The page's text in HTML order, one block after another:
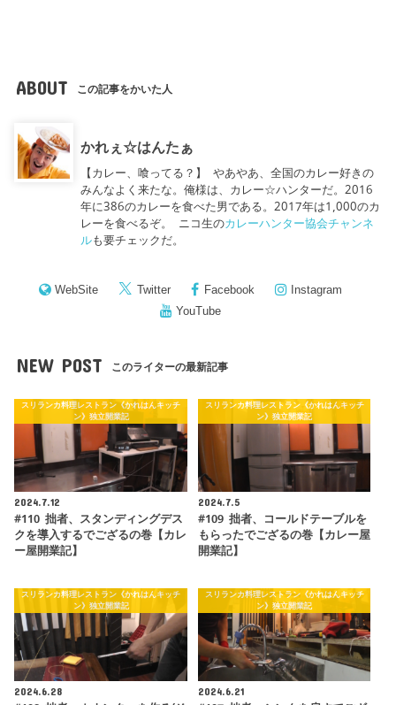
ABOUT この記事をかいた人
かれぇ☆はんたぁ
【カレー、喰ってる？】 やあやあ、全国のカレー好きの
みんなよく来たな。俺様は、カレー☆ハンターだ。2016
年に386のカレーを食べた男である。2017年は1,000のカ
レーを食べるぞ。 ニコ生のカレーハンター協会チャンネ
ルも要チェックだ。
WebSite Twitter Facebook
Instagram
YouTube
NEW POST このライターの最新記事
スリランカ料理レストラン《かれはんキッチ
ン》独立開業記
2024.7.12
#110 拙者、スタンディングデス
クを導入するでござるの巻【カレ
ー屋開業記】
スリランカ料理レストラン《かれはんキッチ
ン》独立開業記
2024.7.5
#109 拙者、コールドテーブルを
もらったでござるの巻【カレー屋
開業記】
スリランカ料理レストラン《かれはんキッチ
ン》独立開業記
2024.6.28
スリランカ料理レストラン《かれはんキッチ
ン》独立開業記
2024.6.21